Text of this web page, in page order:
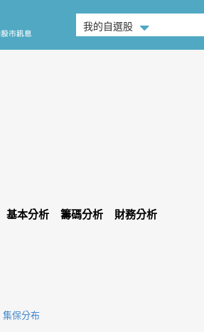
我的自選股
基本分析 籌碼分析 財務分析
集保分布